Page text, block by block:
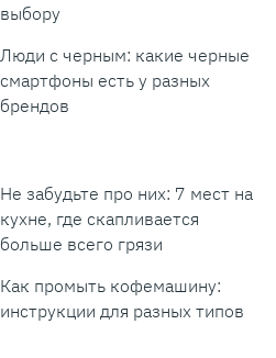
выбору
Люди с черным: какие черные
смартфоны есть у разных
брендов
Не забудьте про них: 7 мест на
кухне, где скапливается
больше всего грязи
Как промыть кофемашину:
инструкции для разных типов